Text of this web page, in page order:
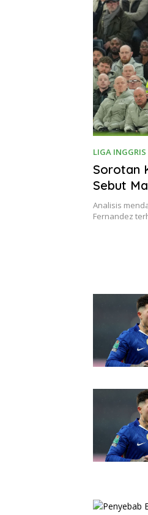
LIGA INGGRIS
Sorotan
Sebut
Analisis
Fernandez